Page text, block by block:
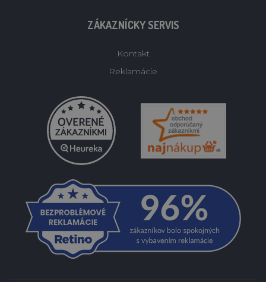
ZÁKAZNÍCKY SERVIS
Kontakt
Reklamácie